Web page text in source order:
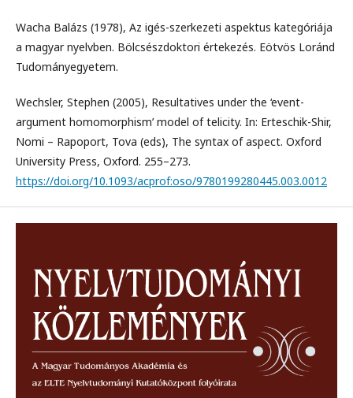
Wacha Balázs (1978), Az igés-szerkezeti aspektus kategóriája
a magyar nyelvben. Bölcsészdoktori értekezés. Eötvös Loránd
Tudományegyetem.
Wechsler, Stephen (2005), Resultatives under the ‘event-
argument homomorphism’ model of telicity. In: Erteschik-Shir,
Nomi – Rapoport, Tova (eds), The syntax of aspect. Oxford
University Press, Oxford. 255–273.
https://doi.org/10.1093/acprof:oso/9780199280445.003.0012